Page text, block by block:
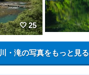
25
川・滝の写真をもっと見る